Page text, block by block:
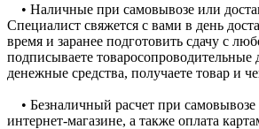
• Наличные при самовывозе или
Специалист свяжется с вами в день
время и заранее подготовить сдачу с
подписываете товаросопроводительные
денежные средства, получаете товар и
• Безналичный расчет при
интернет-магазине, а также оплата